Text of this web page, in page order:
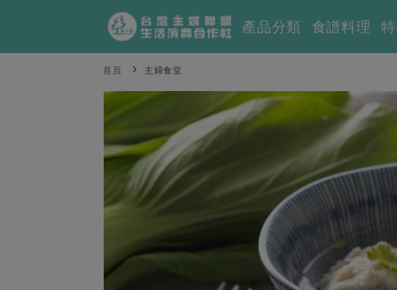
產品分類 食譜料理
首頁 主婦食堂